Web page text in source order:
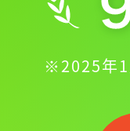
※2025年1